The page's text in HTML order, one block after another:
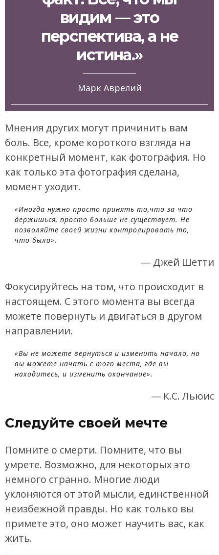
видим — это
перспектива, а не
истина.»
Марк Аврелий
Мнения других могут причинить вам
боль. Все, кроме короткого взгляда на
конкретный момент, как фотография. Но
как только эта фотография сделана,
момент уходит.
«Иногда нужно просто принять то,что за что
держишься, просто больше не существует. Не
позволяйте своей жизни контролировать то,
что было».
— Джей Шетти
Фокусируйтесь на том, что происходит в
настоящем. С этого момента вы всегда
можете повернуть и двигаться в другом
направлении.
«Вы не можете вернуться и изменить начало, но
вы можете начать с того места, где вы
находитесь, и изменить окончание».
— К.С. Льюис
Следуйте своей мечте
Помните о смерти. Помните, что вы
умрете. Возможно, для некоторых это
немного странно. Многие люди
уклоняются от этой мысли, единственной
неизбежной правды. Но как только вы
примете это, оно может научить вас, как
жить.